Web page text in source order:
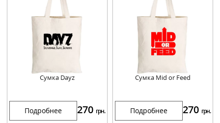
Сумка Dayz
Подробнее 270 грн.
Сумка Mid or Feed
Подробнее 270 грн.